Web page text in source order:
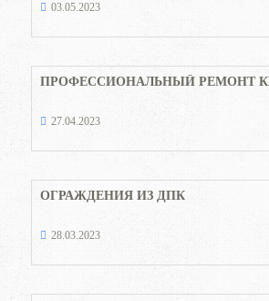
03.05.2023
ПРОФЕССИОНАЛЬНЫЙ РЕМОНТ
27.04.2023
ОГРАЖДЕНИЯ ИЗ ДПК
28.03.2023